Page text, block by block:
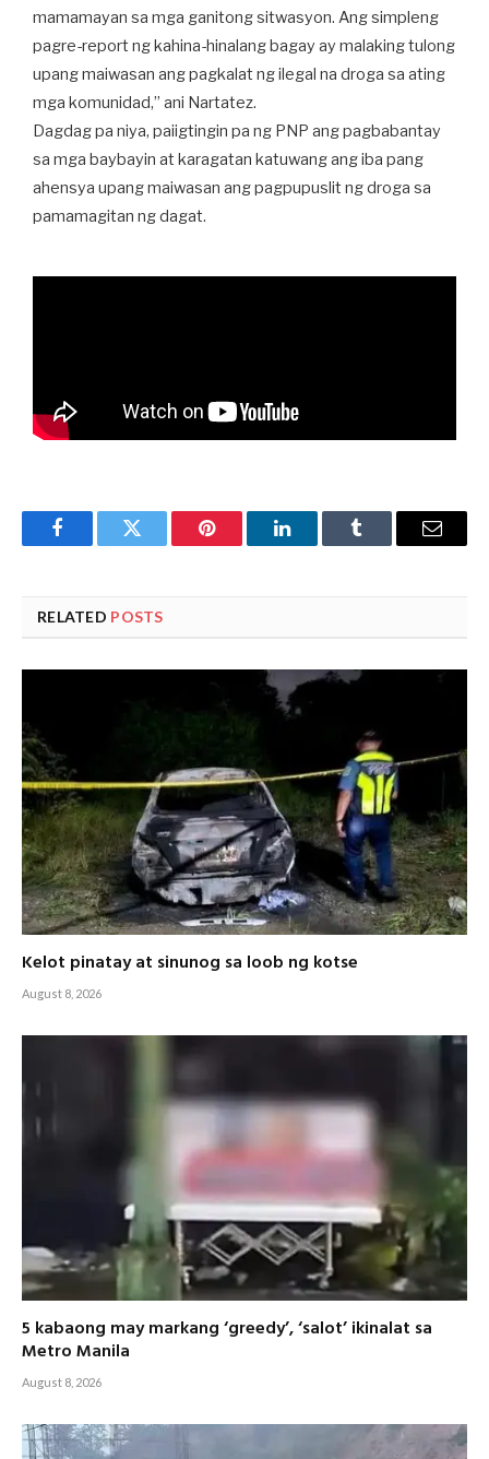
mamamayan sa mga ganitong sitwasyon. Ang simpleng
pagre-report ng kahina-hinalang bagay ay malaking tulong
upang maiwasan ang pagkalat ng ilegal na droga sa ating
mga komunidad,” ani Nartatez.
Dagdag pa niya, paiigtingin pa ng PNP ang pagbabantay
sa mga baybayin at karagatan katuwang ang iba pang
ahensya upang maiwasan ang pagpupuslit ng droga sa
pamamagitan ng dagat.
FacebookTwitter Pinterest LinkedInTumblr Email
RELATED POSTS
Kelot pinatay at sinunog sa loob ng kotse
August 8, 2026
5 kabaong may markang ‘greedy’, ‘salot’ ikinalat sa
Metro Manila
August 8, 2026